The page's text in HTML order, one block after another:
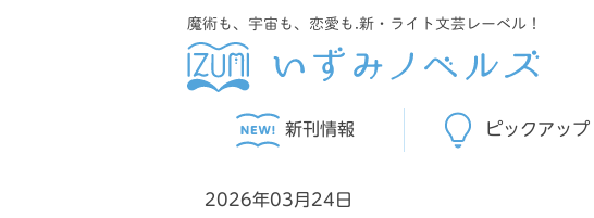
魔術も、宇宙も、恋愛も.新・ライト文芸レーベル！
新刊情報 ピックアップ
2026年03月24日